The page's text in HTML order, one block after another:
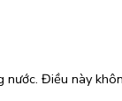
Điều này